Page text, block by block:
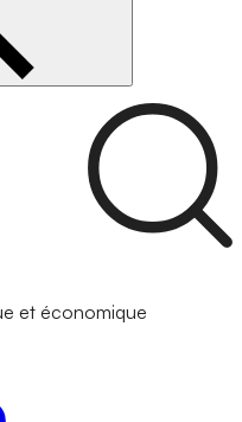
et économique